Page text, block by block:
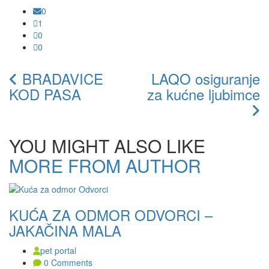
0
1
0
0
BRADAVICE
KOD PASA
LAQO osiguranje
za kućne ljubimce
YOU MIGHT ALSO LIKE
MORE FROM AUTHOR
KUĆA ZA ODMOR ODVORCI –
JAKAČINA MALA
pet portal
0 Comments